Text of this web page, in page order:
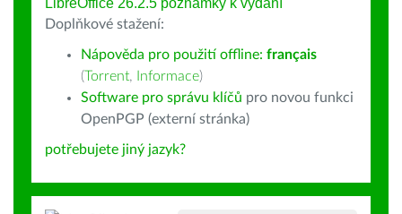
LibreOffice 26.2.5 poznámky k vydání
Doplňkové stažení:
Nápověda pro použití offline: français
(Torrent, Informace)
Software pro správu klíčů pro novou funkci
OpenPGP (externí stránka)
potřebujete jiný jazyk?